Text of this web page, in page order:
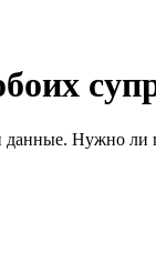
Нужно ли